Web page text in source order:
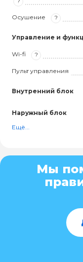
Осушение ?
Управление и
Wi-fi ?
Пульт управления
Внутренний блок
Наружный блок
Ещё...
Мы